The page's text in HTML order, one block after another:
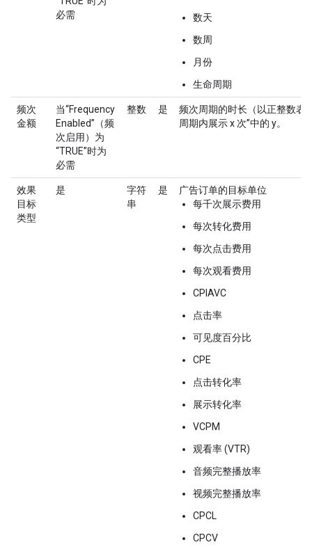
必需
数天
数周
月份
生命周期
频次
金额
当“Frequency
Enabled”（频
次启用）为
“TRUE”时为
必需
整数 是
频次周期的时长（以正整数表
周期内展示 x 次”中的 y。
效果
目标
类型
是
字符
串
是
广告订单的目标单位
每千次展示费用
每次转化费用
每次点击费用
每次观看费用
CPIAVC
点击率
可见度百分比
CPE
点击转化率
展示转化率
VCPM
观看率 (VTR)
音频完整播放率
视频完整播放率
CPCL
CPCV